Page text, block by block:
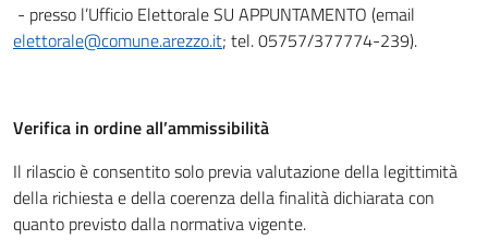
- presso l’Ufficio Elettorale SU APPUNTAMENTO (email
elettorale@comune.arezzo.it; tel. 05757/377774-239).
Verifica in ordine all’ammissibilità
Il rilascio è consentito solo previa valutazione della legittimità
della richiesta e della coerenza della finalità dichiarata con
quanto previsto dalla normativa vigente.